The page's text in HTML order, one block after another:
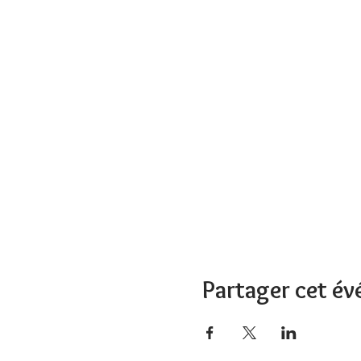
Partager cet